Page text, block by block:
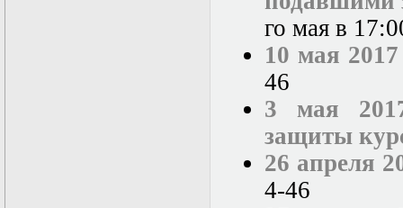
го мая в
10 мая
46
3 мая
защиты
26 апреля
4-46